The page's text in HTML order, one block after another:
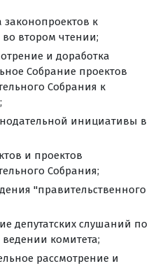
законопроектов к
втором чтении;
и доработка
Собрание проектов
Собрания к
инициативы в
и проектов
Собрания;
"правительственного
депутатских слушаний по
комитета;
рассмотрение и